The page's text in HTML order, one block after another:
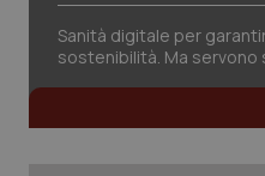
Sanità digitale per
sostenibilità. Ma